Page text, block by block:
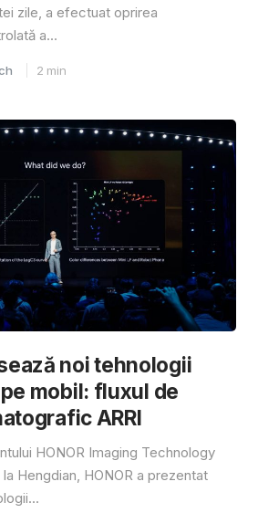
zile, a efectuat oprirea
a...
2 min
noi tehnologii
mobil: fluxul de
ARRI
HONOR Imaging Technology
Hengdian, HONOR a prezentat